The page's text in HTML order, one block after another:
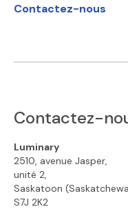
Contactez-nous
Contactez-
Luminary
2510, avenue Jasper,
unité 2,
Saskatoon
S7J 2K2